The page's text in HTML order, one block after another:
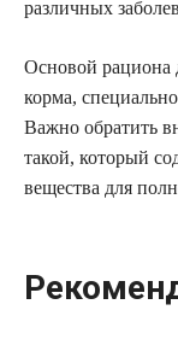
различных
Основой рациона
корма,
Важно обратить
такой, который
вещества для